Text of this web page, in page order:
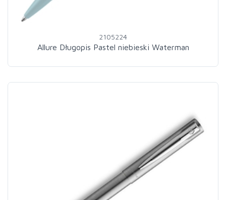
2105224
Allure Długopis Pastel niebieski Waterman